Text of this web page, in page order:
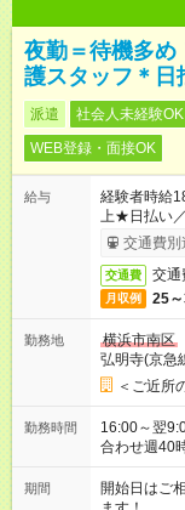
夜勤＝待機多め
護スタッフ＊日
派遣 社会人未経験OK
WEB登録・面接OK
給与
経験者時給
上★日払い
は手続き完
交通費別
交通費 交
月収例 25
勤務地
横浜市南区
弘明寺(京急
＜ご近所
勤務時間
16:00～翌9:00 ※残業な
合わせ週40
週20時間以
派遣法（日
業はご案内
期間
開始日はご